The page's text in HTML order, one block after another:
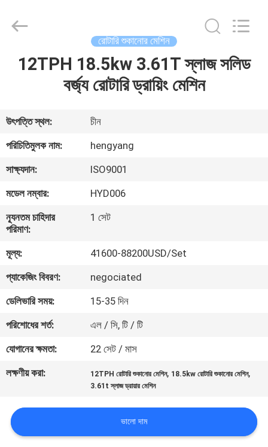
বাড়ি
আমাদের
সম্পর্কে
কারখানা
ভ্রমণ
মান
নিয়ন্ত্রণ
যোগাযোগ
করুন
খবর
মামলা
Industrial
Reserved.
রোটারি শুকানোর মেশিন
12TPH 18.5kw 3.61T স্লাজ সলিড
বর্জ্য রোটারি ড্রায়িং মেশিন
উৎপত্তি স্থল:
চীন
পরিচিতিমুলক নাম:
hengyang
সাক্ষ্যদান:
ISO9001
মডেল নম্বার:
HYD006
ন্যূনতম চাহিদার
পরিমাণ:
1 সেট
মূল্য:
41600-88200USD/Set
প্যাকেজিং বিবরণ:
negociated
ডেলিভারি সময়:
15-35 দিন
পরিশোধের শর্ত:
এল / সি, টি / টি
যোগানের ক্ষমতা:
22 সেট / মাস
লক্ষণীয় করা:
12TPH রোটারি শুকানোর মেশিন, 18.5kw রোটারি শুকানোর মেশিন,
3.61t স্লাজ ড্রায়ার মেশিন
ভালো দাম